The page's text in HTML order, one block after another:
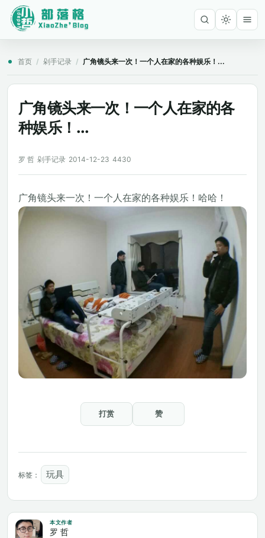
首页 / 剁手记录 / 广角镜头来一次！一个人在家的各种娱乐！...
广角镜头来一次！一个人在家的各
种娱乐！...
罗 哲 剁手记录 2014-12-23 4430
广角镜头来一次！一个人在家的各种娱乐！哈哈！
打赏 赞
标签： 玩具
本文作者
罗 哲